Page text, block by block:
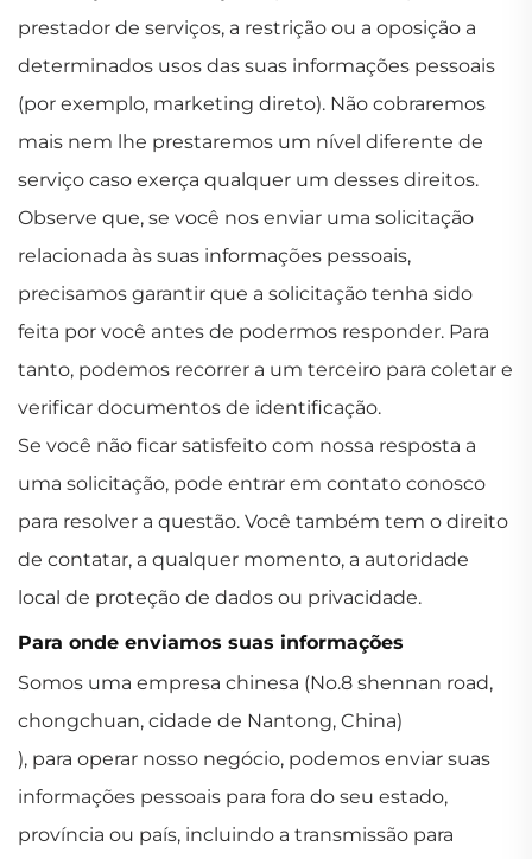
prestador de serviços, a restrição ou a oposição a
determinados usos das suas informações pessoais
(por exemplo, marketing direto). Não cobraremos
mais nem lhe prestaremos um nível diferente de
serviço caso exerça qualquer um desses direitos.
Observe que, se você nos enviar uma solicitação
relacionada às suas informações pessoais,
precisamos garantir que a solicitação tenha sido
feita por você antes de podermos responder. Para
tanto, podemos recorrer a um terceiro para coletar e
verificar documentos de identificação.
Se você não ficar satisfeito com nossa resposta a
uma solicitação, pode entrar em contato conosco
para resolver a questão. Você também tem o direito
de contatar, a qualquer momento, a autoridade
local de proteção de dados ou privacidade.
Para onde enviamos suas informações
Somos uma empresa chinesa (No.8 shennan road,
chongchuan, cidade de Nantong, China)
), para operar nosso negócio, podemos enviar suas
informações pessoais para fora do seu estado,
província ou país, incluindo a transmissão para